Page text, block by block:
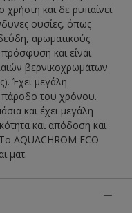
χρήστη και δε ρυπαίνει
ουσίες, όπως
αρωματικούς
και είναι
βερνικοχρωμάτων
Έχει μεγάλη
πάροδο του χρόνου.
και έχει μεγάλη
και απόδοση και
AQUACHROM ECO
ματ.